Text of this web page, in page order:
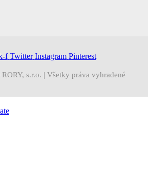
f Twitter Instagram Pinterest
s.r.o. | Všetky práva vyhradené